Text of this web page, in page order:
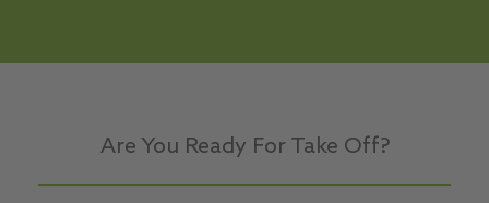
Are You Ready For Take Off?